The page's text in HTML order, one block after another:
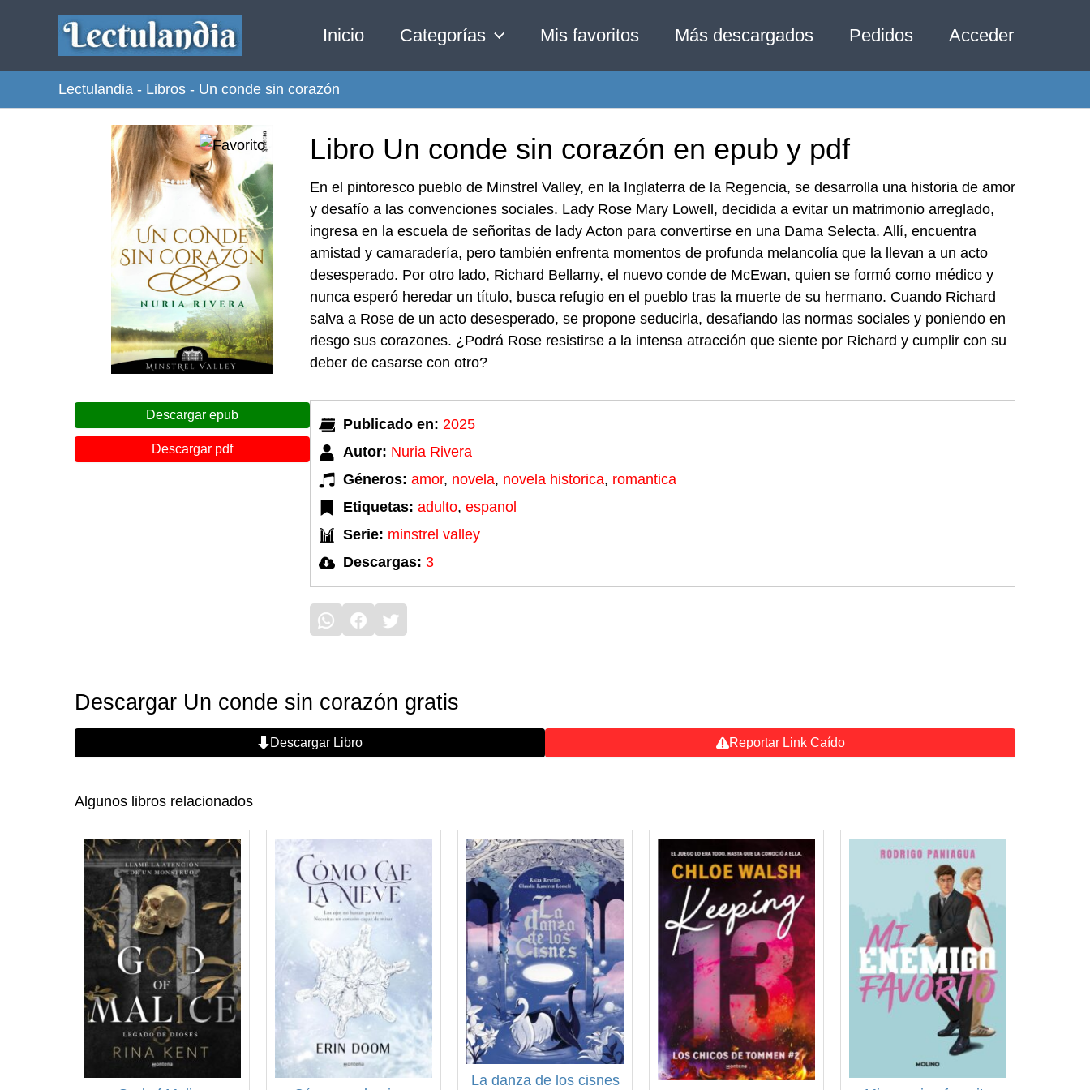
contenido
Inicio Categorías Mis favoritos Más descargados Pedidos Acceder
Lectulandia - Libros - Un conde sin corazón
Descargar epub
Descargar pdf
Libro Un conde sin corazón en epub y pdf
En el pintoresco pueblo de Minstrel Valley, en la Inglaterra de la Regencia, se desarrolla una historia de amor
y desafío a las convenciones sociales. Lady Rose Mary Lowell, decidida a evitar un matrimonio arreglado,
ingresa en la escuela de señoritas de lady Acton para convertirse en una Dama Selecta. Allí, encuentra
amistad y camaradería, pero también enfrenta momentos de profunda melancolía que la llevan a un acto
desesperado. Por otro lado, Richard Bellamy, el nuevo conde de McEwan, quien se formó como médico y
nunca esperó heredar un título, busca refugio en el pueblo tras la muerte de su hermano. Cuando Richard
salva a Rose de un acto desesperado, se propone seducirla, desafiando las normas sociales y poniendo en
riesgo sus corazones. ¿Podrá Rose resistirse a la intensa atracción que siente por Richard y cumplir con su
deber de casarse con otro?
Publicado en: 2025
Autor: Nuria Rivera
Géneros: amor, novela, novela historica, romantica
Etiquetas: adulto, espanol
Serie: minstrel valley
Descargas: 3
Descargar Un conde sin corazón gratis
Descargar Libro Reportar Link Caído
Algunos libros relacionados
La danza de los cisnes